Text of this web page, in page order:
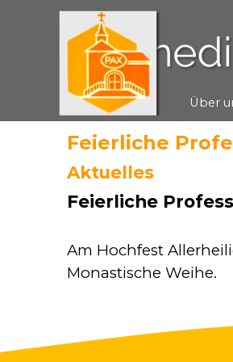
Start Über
Feierliche
Aktuelles
Feierliche
Am Hochfest
Monastische Weihe.